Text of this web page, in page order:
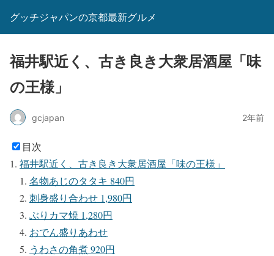
グッチジャパンの京都最新グルメ
福井駅近く、古き良き大衆居酒屋「味
の王様」
gcjapan 2年前
目次
福井駅近く、古き良き大衆居酒屋「味の王様」
名物あじのタタキ 840円
刺身盛り合わせ 1,980円
ぶりカマ焼 1,280円
おでん盛りあわせ
うわさの角煮 920円